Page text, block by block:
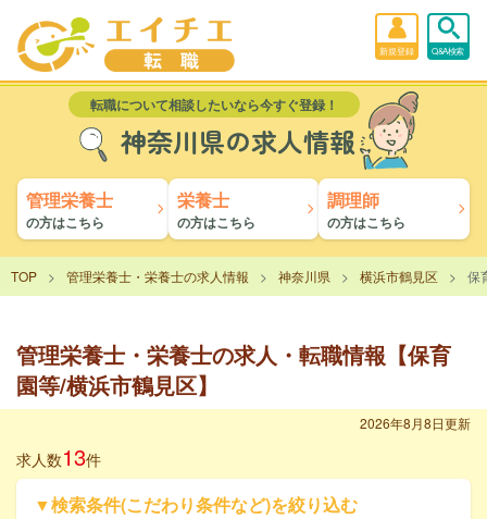
新規登録 Q&A検索
転職について相談したいなら今すぐ登録！
神奈川県の求人情報
管理栄養士
の方はこちら
栄養士
の方はこちら
調理師
の方はこちら
TOP 管理栄養士・栄養士の求人情報 神奈川県 横浜市鶴見区 保
管理栄養士・栄養士の求人・転職情報【保育
園等/横浜市鶴見区】
2026年8月8日更新
求人数13件
▼検索条件(こだわり条件など)を絞り込む